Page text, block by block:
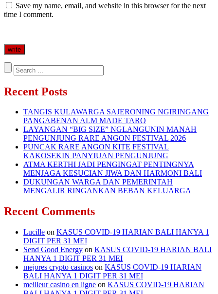
Save my name, email, and website in this browser for the next
time I comment.
Recent Posts
TANGIS KULAWARGA SAJERONING NGIRINGANG
PANGABENAN ALM MADE TARO
LAYANGAN “BIG SIZE” NGLANGUNIN MANAH
PENGUNJUNG RARE ANGON FESTIVAL 2026
PUNCAK RARE ANGON KITE FESTIVAL
KAKOSEKIN PANYIUAN PENGUNJUNG
ATMA KERTHI JADI PENGINGAT PENTINGNYA
MENJAGA KESUCIAN JIWA DAN HARMONI BALI
DUKUNGAN WARGA DAN PEMERINTAH
MENGALIR RINGANKAN BEBAN KELUARGA
Recent Comments
Lucille on KASUS COVID-19 HARIAN BALI HANYA 1
DIGIT PER 31 MEI
Send Good Energy on KASUS COVID-19 HARIAN BALI
HANYA 1 DIGIT PER 31 MEI
mejores crypto casinos on KASUS COVID-19 HARIAN
BALI HANYA 1 DIGIT PER 31 MEI
meilleur casino en ligne on KASUS COVID-19 HARIAN